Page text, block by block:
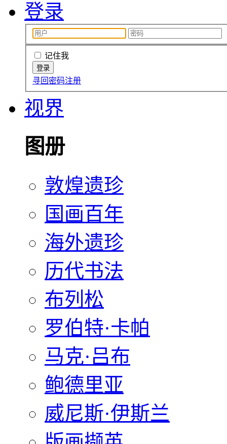
登录
记住我
寻回密码注册
视界
图册
敦煌遗珍
国画百年
海外遗珍
历代书法
布列松
罗伯特·卡帕
马克·吕布
鲍德里亚
威尼斯·伊斯兰